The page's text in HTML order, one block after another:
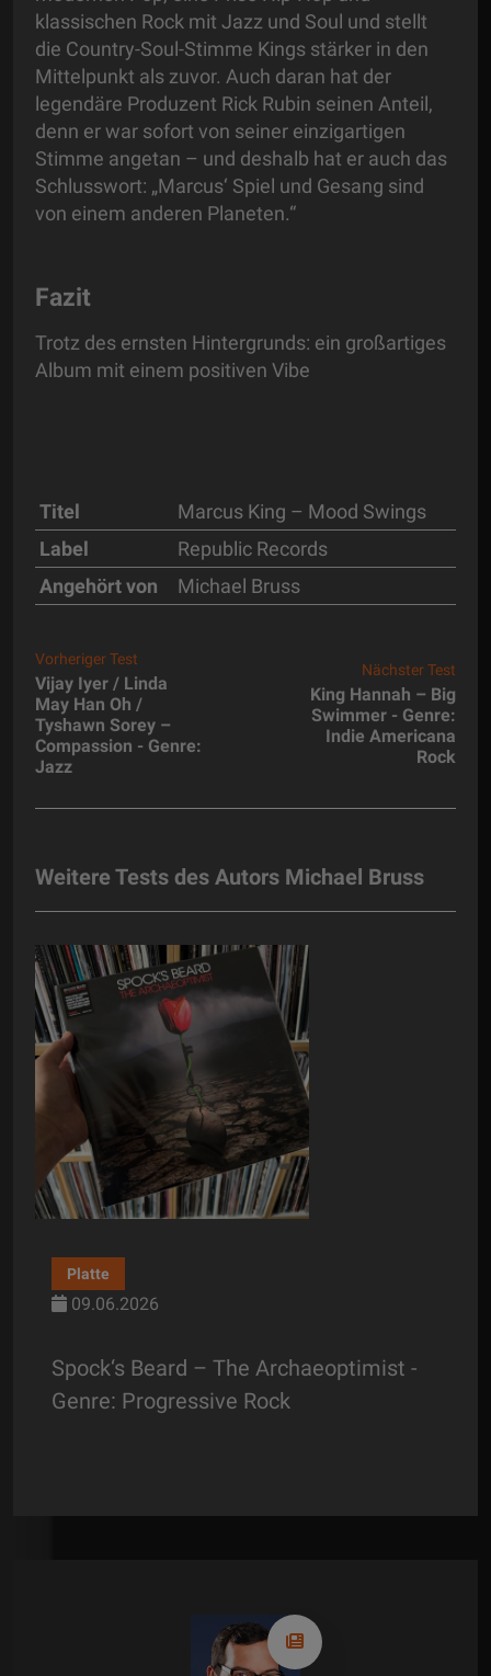
klassischen Rock mit Jazz und Soul und stellt
die Country-Soul-Stimme Kings stärker in den
Mittelpunkt als zuvor. Auch daran hat der
legendäre Produzent Rick Rubin seinen Anteil,
denn er war sofort von seiner einzigartigen
Stimme angetan – und deshalb hat er auch das
Schlusswort: „Marcus‘ Spiel und Gesang sind
von einem anderen Planeten.“
Fazit
Trotz des ernsten Hintergrunds: ein großartiges
Album mit einem positiven Vibe
Titel
Marcus King – Mood Swings
Label
Republic Records
Angehört von
Michael Bruss
Vorheriger Test
Vijay Iyer / Linda
May Han Oh /
Tyshawn Sorey –
Compassion - Genre:
Jazz
Nächster Test
King Hannah – Big
Swimmer - Genre:
Indie Americana
Rock
Weitere Tests des Autors Michael Bruss
Platte
09.06.2026
Spock‘s Beard – The Archaeoptimist -
Genre: Progressive Rock